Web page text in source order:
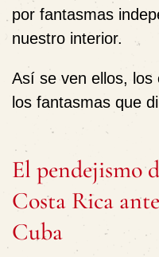
por fantasmas
nuestro interior.
Así se ven ellos, los
los fantasmas que
El pendejismo
Costa Rica
Cuba